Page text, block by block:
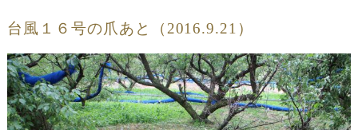
台風１６号の爪あと（2016.9.21）